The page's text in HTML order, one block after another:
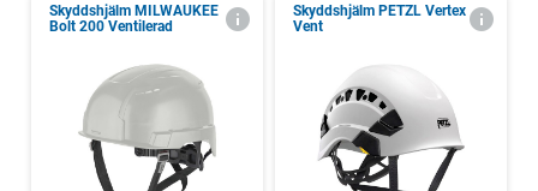
Skyddshjälm MILWAUKEE
Bolt 200 Ventilerad
Skyddshjälm PETZL Vertex
Vent